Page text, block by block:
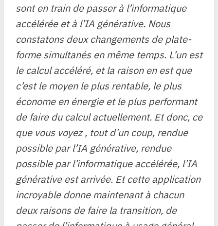
sont en train de passer à l’informatique
accélérée et à l’IA générative. Nous
constatons deux changements de plate-
forme simultanés en même temps. L’un est
le calcul accéléré, et la raison en est que
c’est le moyen le plus rentable, le plus
économe en énergie et le plus performant
de faire du calcul actuellement. Et donc, ce
que vous voyez , tout d’un coup, rendue
possible par l’IA générative, rendue
possible par l’informatique accélérée, l’IA
générative est arrivée. Et cette application
incroyable donne maintenant à chacun
deux raisons de faire la transition, de